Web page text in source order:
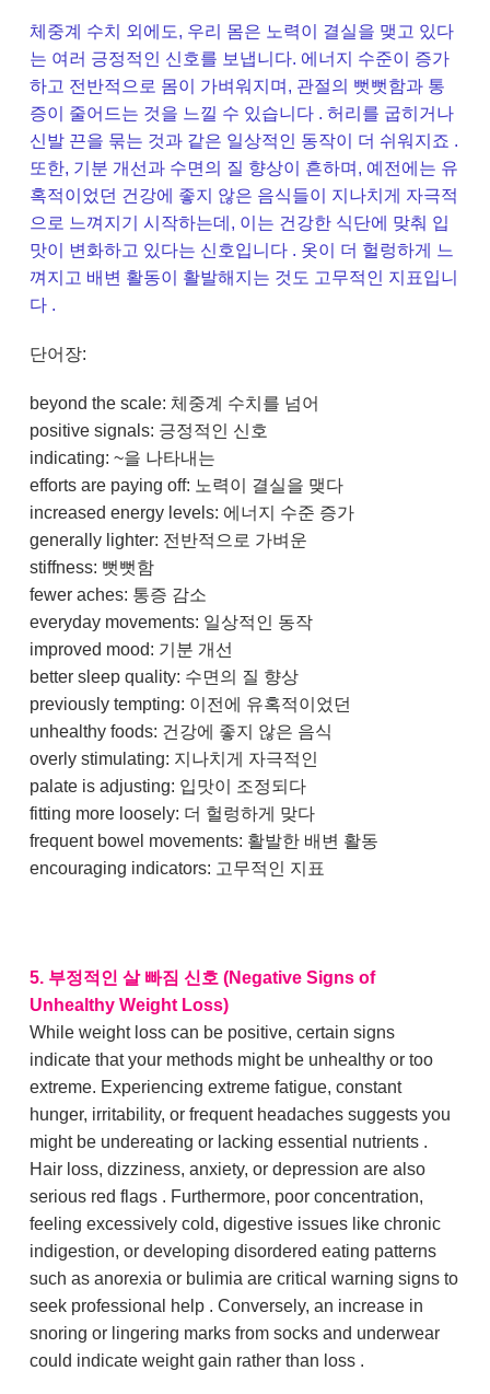
체중계 수치 외에도, 우리 몸은 노력이 결실을 맺고 있다
는 여러 긍정적인 신호를 보냅니다. 에너지 수준이 증가
하고 전반적으로 몸이 가벼워지며, 관절의 뻣뻣함과 통
증이 줄어드는 것을 느낄 수 있습니다 . 허리를 굽히거나
신발 끈을 묶는 것과 같은 일상적인 동작이 더 쉬워지죠 .
또한, 기분 개선과 수면의 질 향상이 흔하며, 예전에는 유
혹적이었던 건강에 좋지 않은 음식들이 지나치게 자극적
으로 느껴지기 시작하는데, 이는 건강한 식단에 맞춰 입
맛이 변화하고 있다는 신호입니다 . 옷이 더 헐렁하게 느
껴지고 배변 활동이 활발해지는 것도 고무적인 지표입니
다 .
단어장:
beyond the scale: 체중계 수치를 넘어
positive signals: 긍정적인 신호
indicating: ~을 나타내는
efforts are paying off: 노력이 결실을 맺다
increased energy levels: 에너지 수준 증가
generally lighter: 전반적으로 가벼운
stiffness: 뻣뻣함
fewer aches: 통증 감소
everyday movements: 일상적인 동작
improved mood: 기분 개선
better sleep quality: 수면의 질 향상
previously tempting: 이전에 유혹적이었던
unhealthy foods: 건강에 좋지 않은 음식
overly stimulating: 지나치게 자극적인
palate is adjusting: 입맛이 조정되다
fitting more loosely: 더 헐렁하게 맞다
frequent bowel movements: 활발한 배변 활동
encouraging indicators: 고무적인 지표
5. 부정적인 살 빠짐 신호 (Negative Signs of
Unhealthy Weight Loss)
While weight loss can be positive, certain signs
indicate that your methods might be unhealthy or too
extreme. Experiencing extreme fatigue, constant
hunger, irritability, or frequent headaches suggests you
might be undereating or lacking essential nutrients .
Hair loss, dizziness, anxiety, or depression are also
serious red flags . Furthermore, poor concentration,
feeling excessively cold, digestive issues like chronic
indigestion, or developing disordered eating patterns
such as anorexia or bulimia are critical warning signs to
seek professional help . Conversely, an increase in
snoring or lingering marks from socks and underwear
could indicate weight gain rather than loss .